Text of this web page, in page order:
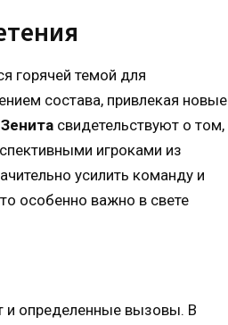
горячей темой для
состава, привлекая новые
свидетельствуют о том,
игроками из
усилить команду и
особенно важно в свете
и определенные вызовы. В